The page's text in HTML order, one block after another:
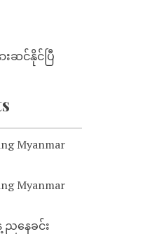
းဆင်နိုင်ပြီ
Myanmar
Myanmar
နေခင်း